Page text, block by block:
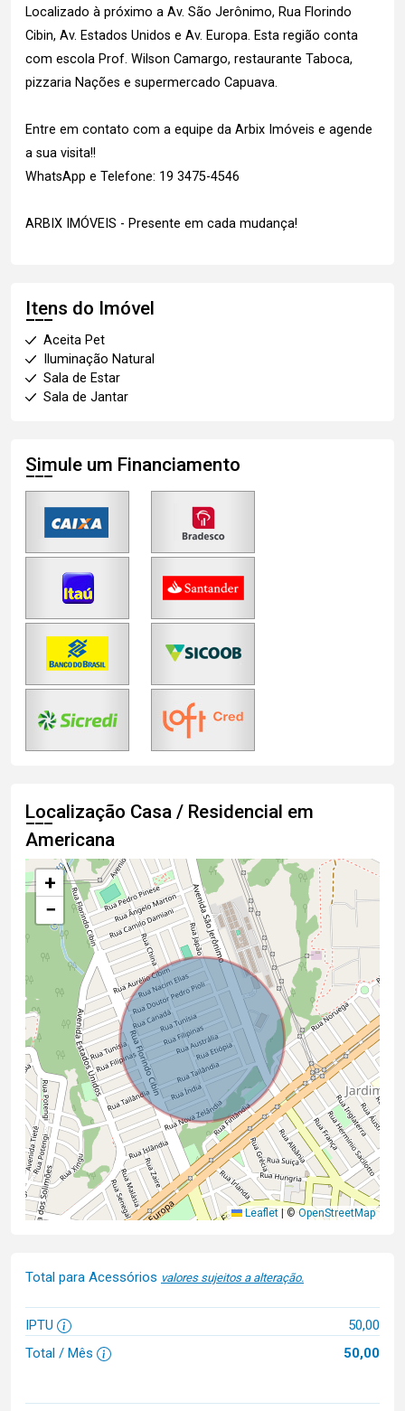
Localizado à próximo a Av. São Jerônimo, Rua Florindo
Cibin, Av. Estados Unidos e Av. Europa. Esta região conta
com escola Prof. Wilson Camargo, restaurante Taboca,
pizzaria Nações e supermercado Capuava.
Entre em contato com a equipe da Arbix Imóveis e agende
a sua visita!!
WhatsApp e Telefone: 19 3475-4546
ARBIX IMÓVEIS - Presente em cada mudança!
Itens do Imóvel
Aceita Pet
Iluminação Natural
Sala de Estar
Sala de Jantar
Simule um Financiamento
Localização Casa / Residencial em
Americana
+
−
Leaflet |© OpenStreetMap
Total para Acessórios valores sujeitos a alteração.
IPTU
50,00
Total / Mês
50,00